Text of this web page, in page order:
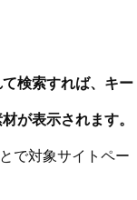
検索すれば、キー
が表示されます。
で対象サイトペー